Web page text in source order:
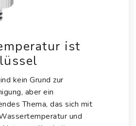
ist
kein Grund zur
aber ein
Thema, das sich mit
und